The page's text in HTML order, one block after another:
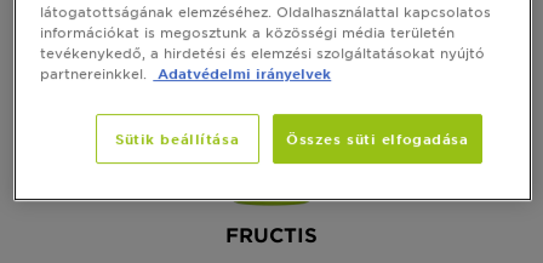
FRUCTIS
látogatottságának elemzéséhez. Oldalhasználattal kapcsolatos
információkat is megosztunk a közösségi média területén
tevékenykedő, a hirdetési és elemzési szolgáltatásokat nyújtó
partnereinkkel.
Adatvédelmi irányelvek
Sütik beállítása Összes süti elfogadása